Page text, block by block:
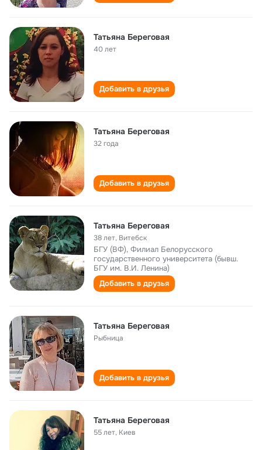
Татьяна Береговая
40 лет
Добавить в друзья
Татьяна Береговая
32 года
Добавить в друзья
Татьяна Береговая
38 лет, Витебск
БГУ (ВФ), Филиал Белорусского
государственного университета (бывш.
БГУ им. В.И. Ленина)
Добавить в друзья
Татьяна Береговая
Рыбница
Добавить в друзья
Татьяна Береговая
55 лет, Киев